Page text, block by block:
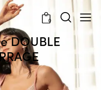
0
DOUBLE